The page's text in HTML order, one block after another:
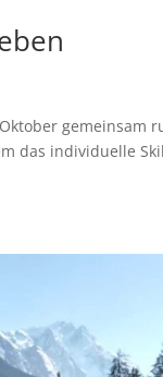
gemeinsam
das individuelle